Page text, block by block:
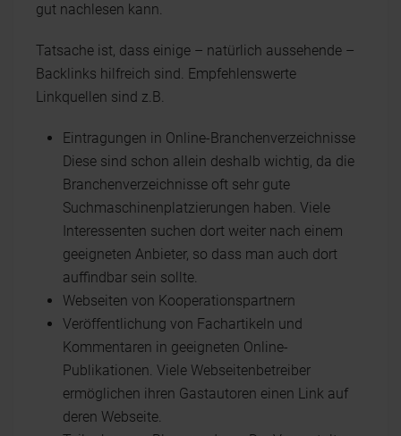
gut nachlesen kann.
Tatsache ist, dass einige – natürlich aussehende –
Backlinks hilfreich sind. Empfehlenswerte
Linkquellen sind z.B.
Eintragungen in Online-Branchenverzeichnisse
Diese sind schon allein deshalb wichtig, da die
Branchenverzeichnisse oft sehr gute
Suchmaschinenplatzierungen haben. Viele
Interessenten suchen dort weiter nach einem
geeigneten Anbieter, so dass man auch dort
auffindbar sein sollte.
Webseiten von Kooperationspartnern
Veröffentlichung von Fachartikeln und
Kommentaren in geeigneten Online-
Publikationen. Viele Webseitenbetreiber
ermöglichen ihren Gastautoren einen Link auf
deren Webseite.